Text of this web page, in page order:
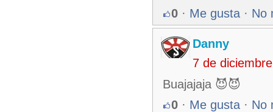
0 · Me gusta · No
Danny
7 de
Buajajaja 😈😈
0 · Me gusta · No